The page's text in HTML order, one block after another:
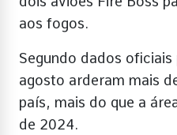
aos fogos.
Segundo dados
agosto arderam mais
país, mais do que a
de 2024.